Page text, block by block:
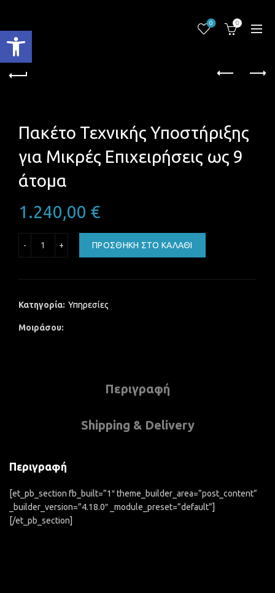
Ανοίξτε τη γραμμή εργαλείων
0 0
Πακέτο Τεχνικής Υποστήριξης
για Μικρές Επιχειρήσεις ως 9
άτομα
1.240,00 €
ΠΡΟΣΘΉΚΗ ΣΤΟ ΚΑΛΆΘΙ
Κατηγορία: Υπηρεσίες
Μοιράσου
Περιγραφή
Shipping & Delivery
Περιγραφή
[et_pb_section fb_built=”1″ theme_builder_area=”post_content”
_builder_version=”4.18.0″ _module_preset=”default”]
[/et_pb_section]